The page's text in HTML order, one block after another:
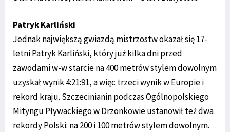
Patryk Karliński
Jednak największą gwiazdą mistrzostw okazał się 17-
letni Patryk Karliński, który już kilka dni przed
zawodami w-w starcie na 400 metrów stylem dowolnym
uzyskał wynik 4:21:91, a więc trzeci wynik w Europie i
rekord kraju. Szczecinianin podczas Ogólnopolskiego
Mityngu Pływackiego w Drzonkowie ustanowił też dwa
rekordy Polski: na 200 i 100 metrów stylem dowolnym.